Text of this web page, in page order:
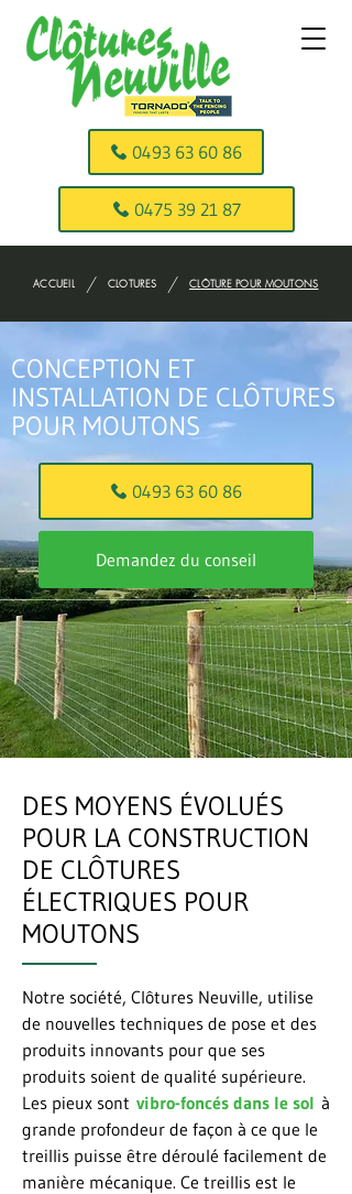
0493 63 60 86
0475 39 21 87
ACCUEIL / CLOTURES / CLÔTURE POUR MOUTONS
CONCEPTION ET
INSTALLATION DE CLÔTURES
POUR MOUTONS
0493 63 60 86
Demandez du conseil
DES MOYENS ÉVOLUÉS
POUR LA CONSTRUCTION
DE CLÔTURES
ÉLECTRIQUES POUR
MOUTONS
Notre société, Clôtures Neuville, utilise
de nouvelles techniques de pose et des
produits innovants pour que ses
produits soient de qualité supérieure.
Les pieux sont vibro-foncés dans le sol à
grande profondeur de façon à ce que le
treillis puisse être déroulé facilement de
manière mécanique. Ce treillis est le